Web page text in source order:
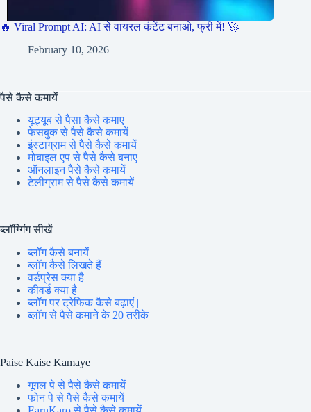
🔥 Viral Prompt AI: AI से वायरल कंटेंट बनाओ, फ्री में! 🚀
February 10, 2026
पैसे कैसे कमायें
यूट्यूब से पैसा कैसे कमाए
फेसबुक से पैसे कैसे कमायें
इंस्टाग्राम से पैसे कैसे कमायें
मोबाइल एप से पैसे कैसे बनाए
ऑनलाइन पैसे कैसे कमायें
टेलीग्राम से पैसे कैसे कमायें
ब्लॉग्गिंग सीखें
ब्लॉग कैसे बनायें
ब्लॉग कैसे लिखते हैं
वर्डप्रेस क्या है
कीवर्ड क्या है
ब्लॉग पर ट्रेफिक कैसे बढ़ाएं |
ब्लॉग से पैसे कमाने के 20 तरीके
Paise Kaise Kamaye
गूगल पे से पैसे कैसे कमायें
फोन पे से पैसे कैसे कमायें